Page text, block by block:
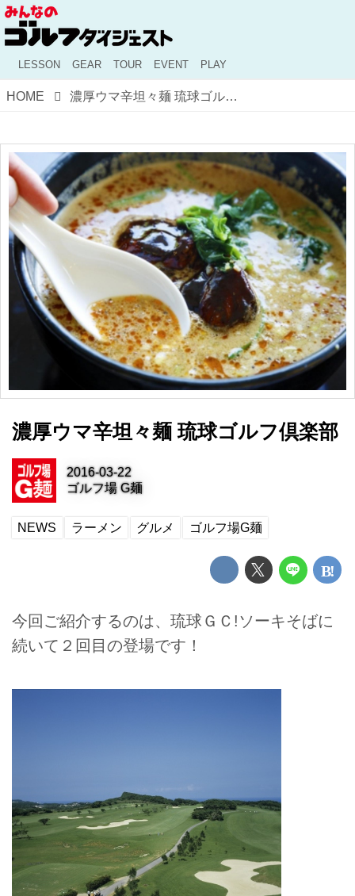
LESSON GEAR TOUR EVENT PLAY
HOME 濃厚ウマ辛坦々麺 琉球ゴルフ倶楽部
濃厚ウマ辛坦々麺 琉球ゴルフ倶楽部
2016-03-22
ゴルフ場 G麺
NEWS ラーメン グルメ ゴルフ場G麺
今回ご紹介するのは、琉球ＧＣ!ソーキそばに
続いて２回目の登場です！